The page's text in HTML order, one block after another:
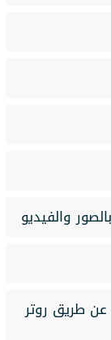
والفيديو
طريق روتر